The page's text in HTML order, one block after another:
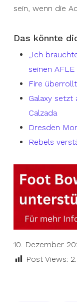
sein, wenn die
Das könnte
„Ich
seinen
Fire
Galaxy setzt
Calzada
Dresden
Rebels
10. Dezember
Post Views: